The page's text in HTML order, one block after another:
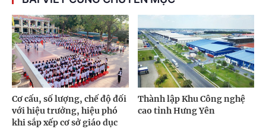
Cơ cấu, số lượng, chế độ đối
với hiệu trưởng, hiệu phó
khi sắp xếp cơ sở giáo dục
Thành lập Khu Công nghệ
cao tỉnh Hưng Yên